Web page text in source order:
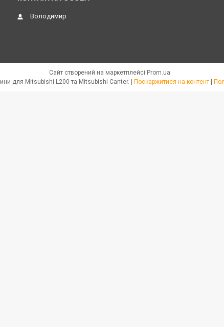
Володимир
Сайт створений на маркетплейсі Prom.ua
Поскаржитися на контент